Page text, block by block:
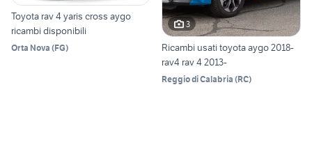
Toyota rav 4 yaris cross aygo
ricambi disponibili
Orta Nova (FG)
3
Ricambi usati toyota aygo 2018-
rav4 rav 4 2013-
Reggio di Calabria (RC)